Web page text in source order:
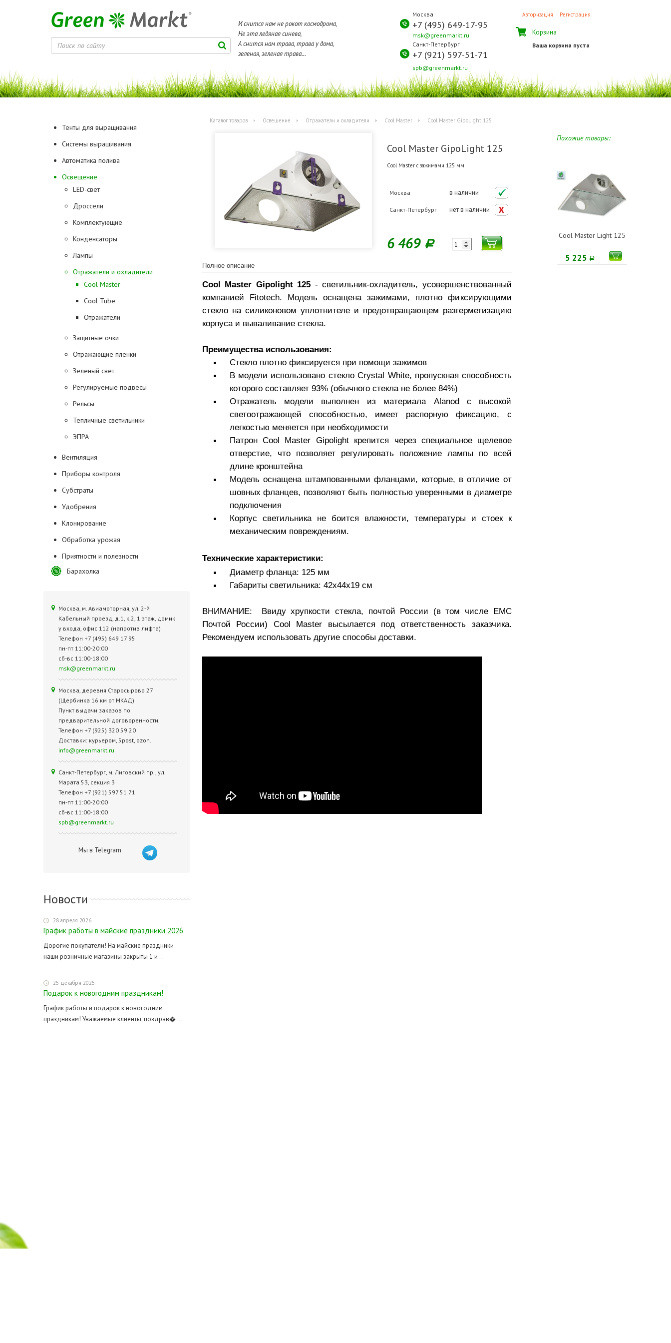
И снится нам не рокот космодрома,
Не эта ледяная синева,
А снится нам трава, трава у дома,
зеленая, зеленая трава...
Москва
+7 (495) 649-17-95
msk@greenmarkt.ru
Санкт-Петербург
+7 (921) 597-51-71
spb@greenmarkt.ru
Авторизация Регистрация
Корзина
Ваша корзина пуста
Тенты для выращивания
Системы выращивания
Автоматика полива
Освещение
LED-свет
Дроссели
Комплектующие
Конденсаторы
Лампы
Отражатели и охладители
Cool Master
Cool Tube
Отражатели
Защитные очки
Отражающие пленки
Зеленый свет
Регулируемые подвесы
Рельсы
Тепличные светильники
ЭПРА
Вентиляция
Приборы контроля
Субстраты
Удобрения
Клонирование
Обработка урожая
Приятности и полезности
Барахолка
Москва, м. Авиамоторная, ул. 2‑й
Кабельный проезд, д.1, к.2, 1 этаж, домик
у входа, офис 112 (напротив лифта)
Телефон +7 (495) 649 17 95
пн-пт 11:00-20:00
сб-вс 11:00-18:00
msk@greenmarkt.ru
Москва, деревня Старосырово 27
(Щербинка 16 км от МКАД)
Пункт выдачи заказов по
предварительной договоренности.
Телефон +7 (925) 320 59 20
Доставки: курьером, 5post, ozon.
info@greenmarkt.ru
Санкт-Петербург, м. Лиговский пр., ул.
Марата 53, секция 3
Телефон +7 (921) 597 51 71
пн-пт 11:00-20:00
сб-вс 11:00-18:00
spb@greenmarkt.ru
Мы в Telegram
Новости
28 апреля 2026
График работы в майские праздники 2026
Дорогие покупатели! На майские праздники
наши розничные магазины закрыты 1 и ...
25 декабря 2025
Подарок к новогодним праздникам!
График работы и подарок к новогодним
праздникам! Уважаемые клиенты, поздрав� ...
Каталог товаров Освещение Отражатели и охладители Cool Master Cool Master GipoLight 125
Cool Master GipoLight 125
Cool Master c зажимами 125 мм
Москва в наличии
Санкт-Петербург нет в наличии
6 469 Р
Похожие товары:
Cool Master Light 125
5 225Р
Полное описание
Cool Master Gipolight 125 - светильник-охладитель, усовершенствованный
компанией Fitotech. Модель оснащена зажимами, плотно фиксирующими
стекло на силиконовом уплотнителе и предотвращающем разгерметизацию
корпуса и вываливание стекла.
Преимущества использования:
Стекло плотно фиксируется при помощи зажимов
В модели использовано стекло Crystal White, пропускная способность
которого составляет 93% (обычного стекла не более 84%)
Отражатель модели выполнен из материала Alanod с высокой
светоотражающей способностью, имеет распорную фиксацию, с
легкостью меняется при необходимости
Патрон Cool Master Gipolight крепится через специальное щелевое
отверстие, что позволяет регулировать положение лампы по всей
длине кронштейна
Модель оснащена штампованными фланцами, которые, в отличие от
шовных фланцев, позволяют быть полностью уверенными в диаметре
подключения
Корпус светильника не боится влажности, температуры и стоек к
механическим повреждениям.
Технические характеристики:
Диаметр фланца: 125 мм
Габариты светильника: 42х44х19 см
ВНИМАНИЕ: Ввиду хрупкости стекла, почтой России (в том числе EMC
Почтой России) Cool Master высылается под ответственность заказчика.
Рекомендуем использовать другие способы доставки.